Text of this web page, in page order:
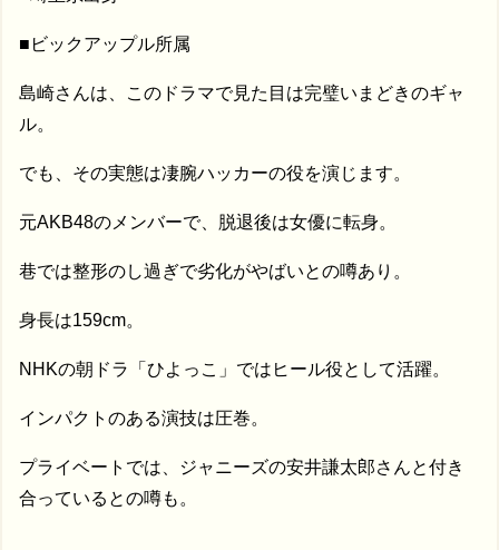
■ビックアップル所属
島崎さんは、このドラマで見た目は完璧いまどきのギャ
ル。
でも、その実態は凄腕ハッカーの役を演じます。
元AKB48のメンバーで、脱退後は女優に転身。
巷では整形のし過ぎで劣化がやばいとの噂あり。
身長は159cm。
NHKの朝ドラ「ひよっこ」ではヒール役として活躍。
インパクトのある演技は圧巻。
プライベートでは、ジャニーズの安井謙太郎さんと付き
合っているとの噂も。